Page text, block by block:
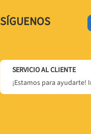
SÍGUENOS
SERVICIO AL CLIENTE
¡Estamos para ayudarte!